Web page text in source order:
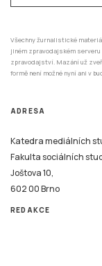
Všechny žurnalistické
jiném zpravodajském serveru
zpravodajství. Mazání už
formě není možné nyní ani v
ADRESA
Katedra mediálních
Fakulta sociálních
Joštova 10,
602 00 Brno
REDAKCE